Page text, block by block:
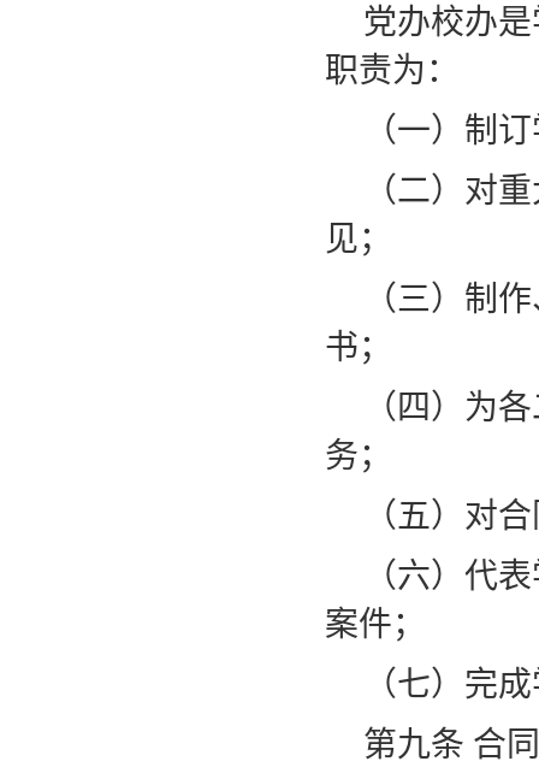
党办校办
职责为：
（一）制
（二）对
见；
（三）制
书；
（四）为
务；
（五）对
（六）代
案件；
（七）完
第九条 合